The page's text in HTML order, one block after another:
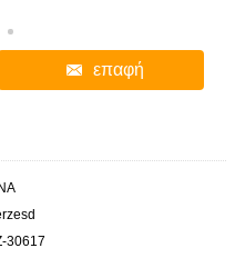
επαφή
30617